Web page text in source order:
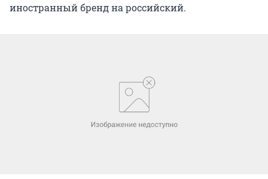
иностранный бренд на российский.